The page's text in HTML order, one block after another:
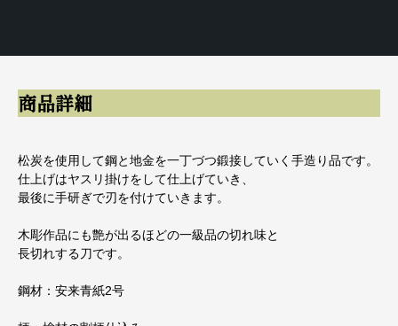
商品詳細
松炭を使用して鋼と地金を一丁づつ鍛接していく手造り品です。
仕上げはヤスリ掛けをして仕上げていき、
最後に手研ぎで刃を付けていきます。
木彫作品にも艶が出るほどの一級品の切れ味と
長切れする刀です。
鋼材：安来青紙2号